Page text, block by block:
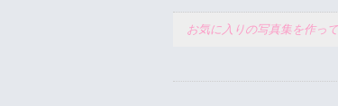
お気に入りの写真集を作っ